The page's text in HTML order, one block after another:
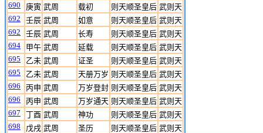
690
庚寅 武周 载初 则天顺圣皇后 武则天
692
壬辰 武周 如意 则天顺圣皇后 武则天
692
壬辰 武周 长寿 则天顺圣皇后 武则天
694
甲午 武周 延载 则天顺圣皇后 武则天
695
乙未 武周 证圣 则天顺圣皇后 武则天
695
乙未 武周 天册万岁 则天顺圣皇后 武则天
696
丙申 武周 万岁登封 则天顺圣皇后 武则天
696
丙申 武周 万岁通天 则天顺圣皇后 武则天
697
丁酉 武周 神功 则天顺圣皇后 武则天
698
戊戌 武周 圣历 则天顺圣皇后 武则天